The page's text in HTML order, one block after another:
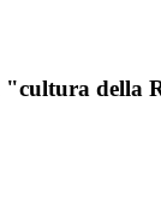
"cultura della